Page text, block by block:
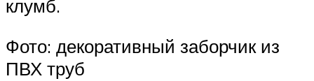
клумб.
Фото: декоративный заборчик из
ПВХ труб